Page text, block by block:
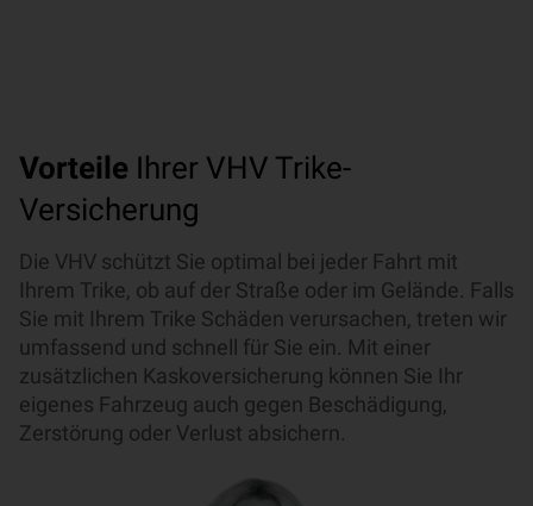
Vorteile Ihrer VHV Trike-
Versicherung
Die VHV schützt Sie optimal bei jeder Fahrt mit
Ihrem Trike, ob auf der Straße oder im Gelände. Falls
Sie mit Ihrem Trike Schäden verursachen, treten wir
umfassend und schnell für Sie ein. Mit einer
zusätzlichen Kaskoversicherung können Sie Ihr
eigenes Fahrzeug auch gegen Beschädigung,
Zerstörung oder Verlust absichern.